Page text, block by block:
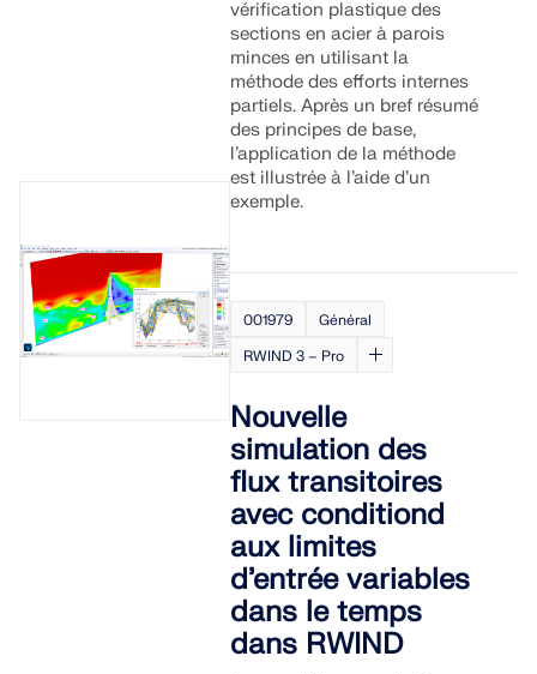
vérification plastique des
sections en acier à parois
minces en utilisant la
méthode des efforts internes
partiels. Après un bref résumé
des principes de base,
l’application de la méthode
est illustrée à l’aide d’un
exemple.
001979
Général
RWIND 3 – Pro
Nouvelle
simulation des
flux transitoires
avec conditiond
aux limites
d’entrée variables
dans le temps
dans RWIND